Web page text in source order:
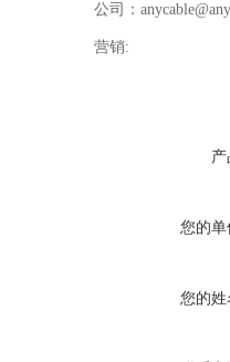
公司：
营销:
您的单
您的姓